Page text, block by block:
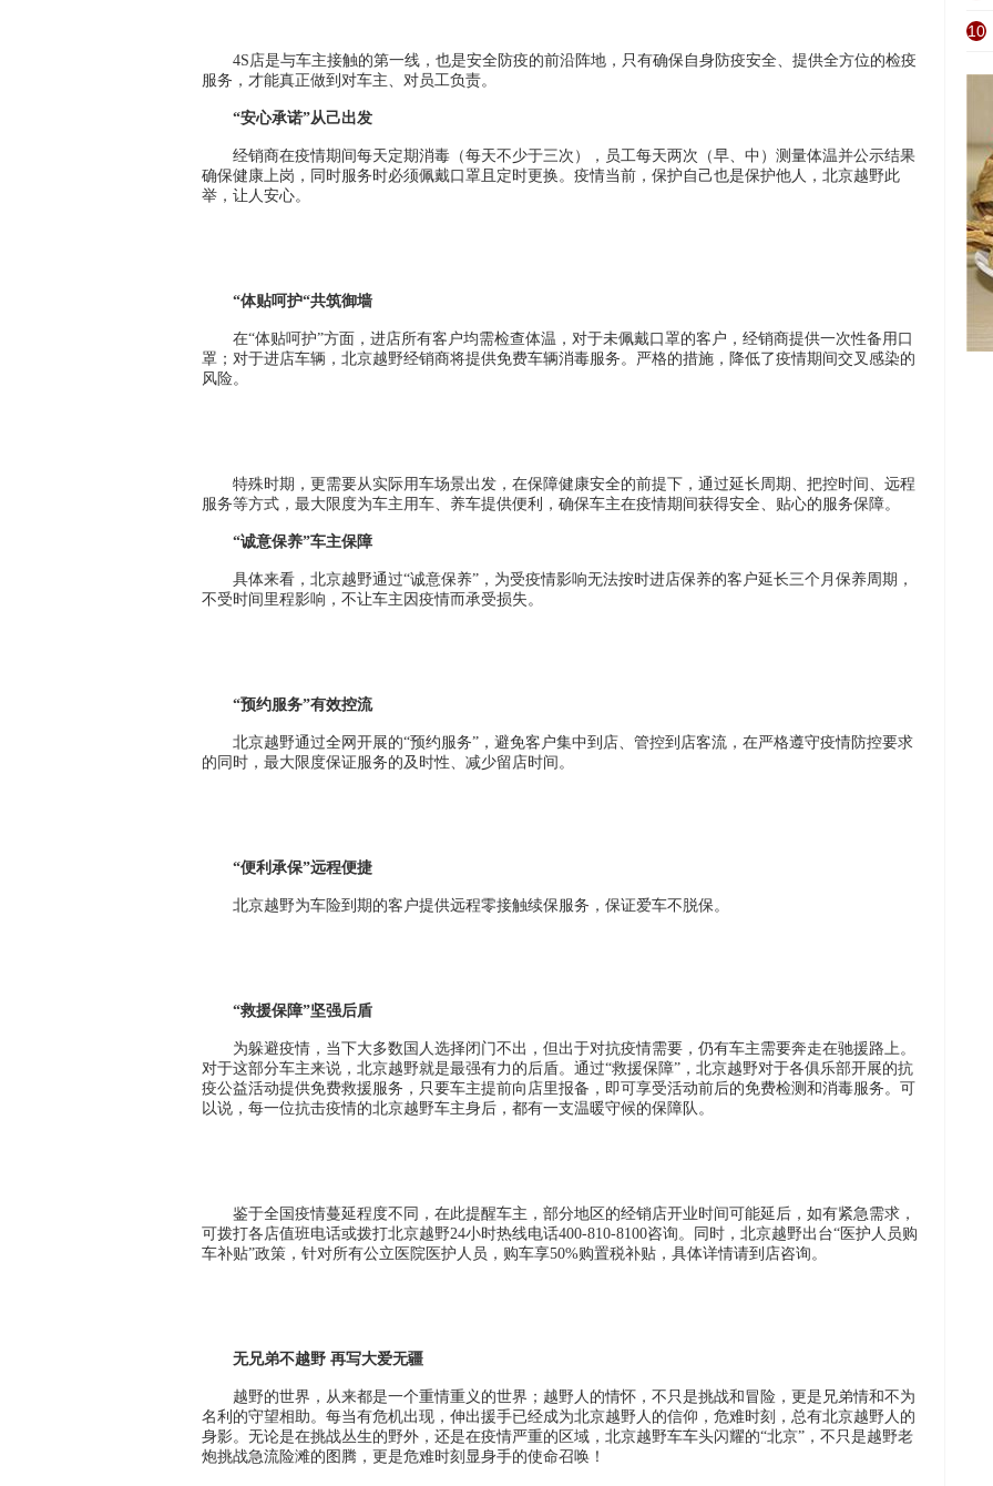
4S店是与车主接触的第一线，也是安全防疫的前沿阵地，只有确保自身防疫安全、提供全方位的检疫
服务，才能真正做到对车主、对员工负责。
“安心承诺”从己出发
经销商在疫情期间每天定期消毒（每天不少于三次），员工每天两次（早、中）测量体温并公示结果
确保健康上岗，同时服务时必须佩戴口罩且定时更换。疫情当前，保护自己也是保护他人，北京越野此
举，让人安心。
“体贴呵护“共筑御墙
在“体贴呵护”方面，进店所有客户均需检查体温，对于未佩戴口罩的客户，经销商提供一次性备用口
罩；对于进店车辆，北京越野经销商将提供免费车辆消毒服务。严格的措施，降低了疫情期间交叉感染的
风险。
特殊时期，更需要从实际用车场景出发，在保障健康安全的前提下，通过延长周期、把控时间、远程
服务等方式，最大限度为车主用车、养车提供便利，确保车主在疫情期间获得安全、贴心的服务保障。
“诚意保养”车主保障
具体来看，北京越野通过“诚意保养”，为受疫情影响无法按时进店保养的客户延长三个月保养周期，
不受时间里程影响，不让车主因疫情而承受损失。
“预约服务”有效控流
北京越野通过全网开展的“预约服务”，避免客户集中到店、管控到店客流，在严格遵守疫情防控要求
的同时，最大限度保证服务的及时性、减少留店时间。
“便利承保”远程便捷
北京越野为车险到期的客户提供远程零接触续保服务，保证爱车不脱保。
“救援保障”坚强后盾
为躲避疫情，当下大多数国人选择闭门不出，但出于对抗疫情需要，仍有车主需要奔走在驰援路上。
对于这部分车主来说，北京越野就是最强有力的后盾。通过“救援保障”，北京越野对于各俱乐部开展的抗
疫公益活动提供免费救援服务，只要车主提前向店里报备，即可享受活动前后的免费检测和消毒服务。可
以说，每一位抗击疫情的北京越野车主身后，都有一支温暖守候的保障队。
鉴于全国疫情蔓延程度不同，在此提醒车主，部分地区的经销店开业时间可能延后，如有紧急需求，
可拨打各店值班电话或拨打北京越野24小时热线电话400-810-8100咨询。同时，北京越野出台“医护人员购
车补贴”政策，针对所有公立医院医护人员，购车享50%购置税补贴，具体详情请到店咨询。
无兄弟不越野 再写大爱无疆
越野的世界，从来都是一个重情重义的世界；越野人的情怀，不只是挑战和冒险，更是兄弟情和不为
名利的守望相助。每当有危机出现，伸出援手已经成为北京越野人的信仰，危难时刻，总有北京越野人的
身影。无论是在挑战丛生的野外，还是在疫情严重的区域，北京越野车车头闪耀的“北京”，不只是越野老
炮挑战急流险滩的图腾，更是危难时刻显身手的使命召唤！
10